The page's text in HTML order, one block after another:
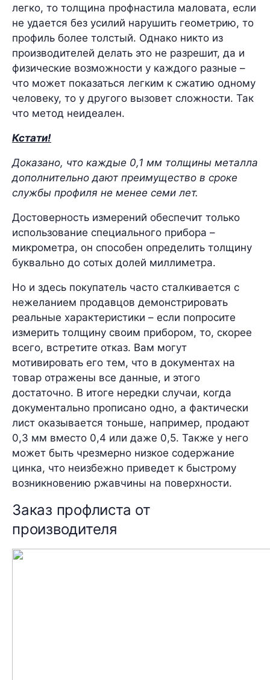
легко, то толщина профнастила маловата, если
не удается без усилий нарушить геометрию, то
профиль более толстый. Однако никто из
производителей делать это не разрешит, да и
физические возможности у каждого разные –
что может показаться легким к сжатию одному
человеку, то у другого вызовет сложности. Так
что метод неидеален.
Кстати!
Доказано, что каждые 0,1 мм толщины металла
дополнительно дают преимущество в сроке
службы профиля не менее семи лет.
Достоверность измерений обеспечит только
использование специального прибора –
микрометра, он способен определить толщину
буквально до сотых долей миллиметра.
Но и здесь покупатель часто сталкивается с
нежеланием продавцов демонстрировать
реальные характеристики – если попросите
измерить толщину своим прибором, то, скорее
всего, встретите отказ. Вам могут
мотивировать его тем, что в документах на
товар отражены все данные, и этого
достаточно. В итоге нередки случаи, когда
документально прописано одно, а фактически
лист оказывается тоньше, например, продают
0,3 мм вместо 0,4 или даже 0,5. Также у него
может быть чрезмерно низкое содержание
цинка, что неизбежно приведет к быстрому
возникновению ржавчины на поверхности.
Заказ профлиста от
производителя